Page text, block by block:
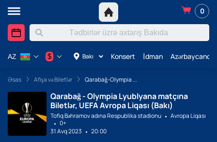
0
Bakı Konsert İdman Azərbaycanda
AZ $
Əsas Afişa və Biletlər Qarabağ-Olympia ...
Qarabağ - Olympia Lyublyana matçına
Biletlər, UEFA Avropa Liqası (Bakı)
Tofiq Bəhramov adına Respublika stadionu
Avropa Liqası
0+
31 Avq 2023
20:00